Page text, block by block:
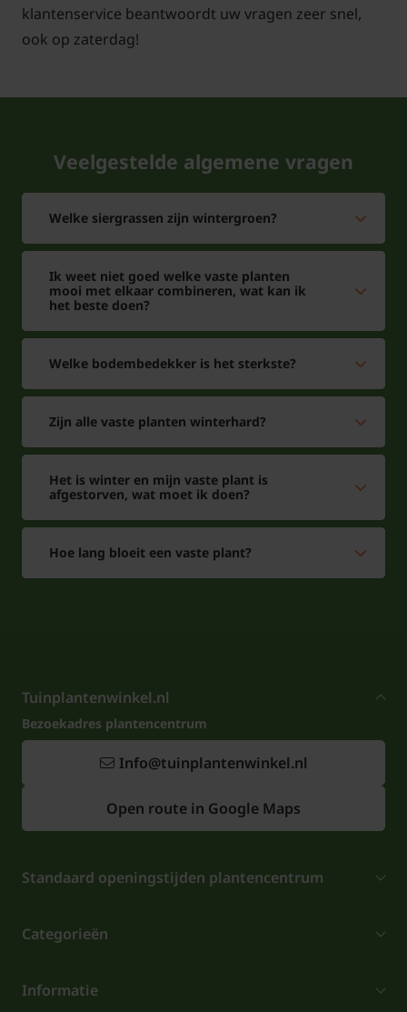
Is Grote kattenstaart winterhard?
Deze mooie oeverplant
Afhankelijk van de standplaats wordt de Grote
Hoe lang bloeit Kattenstaart?
afhankelijk van het weer kunt u van de bloem
genieten van april tot september.
Is Grote kattenstaart meerjarig?
Jazeker,vaste plantenkomen elk voorjaar weer
opnieuw boven de grond.
Waar vind je de Grote kattenstaart?
Het zijn zeer sterke oeverplanten die in het moeras
of oevergedeelte van de vijver groeien. Ook op natte
of vochtige grond doet deze vaste plant het goed.
klantenservice beantwoordt uw vragen zeer snel,
ook op zaterdag!
Veelgestelde algemene vragen
Welke siergrassen zijn wintergroen?
Ik weet niet goed welke vaste planten
mooi met elkaar combineren, wat kan ik
het beste doen?
Welke bodembedekker is het sterkste?
Zijn alle vaste planten winterhard?
Het is winter en mijn vaste plant is
afgestorven, wat moet ik doen?
Hoe lang bloeit een vaste plant?
Tuinplantenwinkel.nl
Bezoekadres plantencentrum
Info@tuinplantenwinkel.nl
Open route in Google Maps
Standaard openingstijden plantencentrum
Categorieën
Informatie